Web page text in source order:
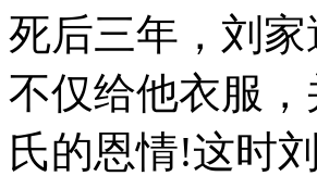
死后三年，刘
不仅给他衣服
氏的恩情!这时